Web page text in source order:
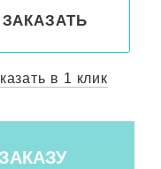
ЗАКАЗАТЬ
в 1 клик